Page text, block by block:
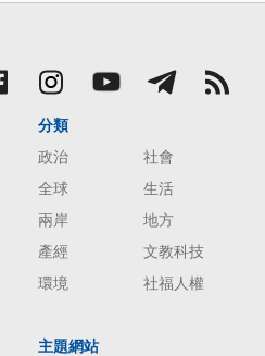
分類
政治
社會
全球
生活
兩岸
地方
產經
文教科技
環境
社福人權
主題網站